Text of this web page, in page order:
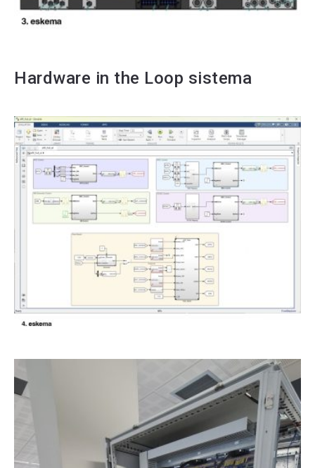
Hardware in the Loop sistema